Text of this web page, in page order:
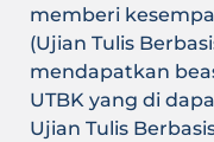
memberi
(Ujian Tulis
mendapatkan
UTBK yang di
Ujian Tulis